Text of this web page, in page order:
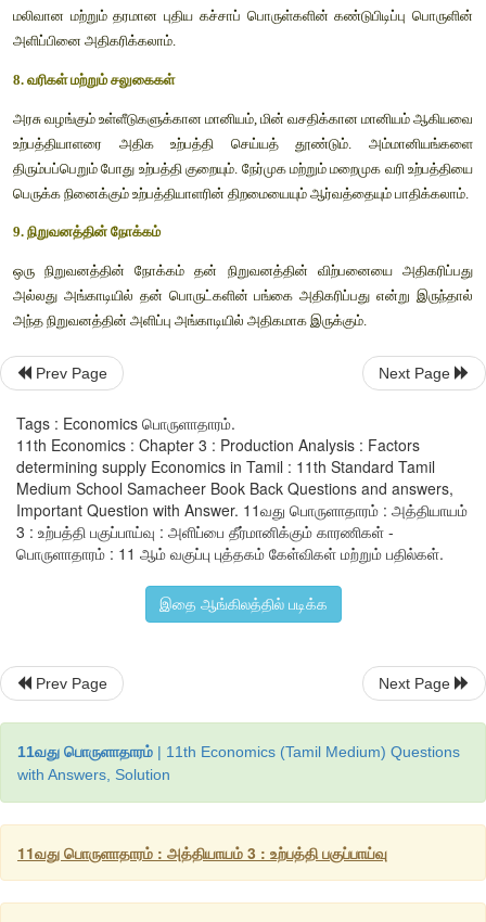
அங்காடியில் குறைந்த அளவு பொருட்களை மட்டுமே விற்பனை
ஒரு நாட்டில் அதிக முன்னேற்றமான தொழில்நுட்ப முறைகளை
போது உற்பத்திச் செலவு குறைந்து, பேரளவு உற்பத்தி ஏற்பட
6. இயற்கை காரணிகள்
இயற்கை காரணிகளான பருவ நிலை, மழை அளவு, தட்பவெப்ப
வேளாண் உற்பத்தியை நிர்ணயிக்கும் காரணிகள் ஆகும்.
7. புதிய கச்சாபொருட்களின் கண்டுபிடிப்பு
மலிவான மற்றும் தரமான புதிய கச்சாப் பொருள்களின்
8. வரிகள் மற்றும் சலுகைகள்
அரசு வழங்கும் உள்ளீடுகளுக்கான மானியம், மின் வசதிக்கான
உற்பத்தியாளரை அதிக உற்பத்தி செய்யத் தூண்டும்.
திரும்பப்பெறும் போது உற்பத்தி குறையும். நேர்முக மற்றும் மறைமுக
பெருக்க நினைக்கும் உற்பத்தியாளரின் திறமையையும்
ஒரு நிறுவனத்தின் நோக்கம் தன் நிறுவனத்தின் விற்பனையை
அல்லது அங்காடியில் தன் பொருட்களின் பங்கை அதிகரிப்பது
அந்த நிறுவனத்தின் அளிப்பு அங்காடியில் அதிகமாக இருக்கும்.
Prev Page Next Page
Tags : Economics பொருளாதாரம்.
11th Economics : Chapter 3 : Production Analysis : Factors
determining supply Economics in Tamil : 11th Standard Tamil
Medium School Samacheer Book Back Questions and answers,
Important Question with Answer. 11வது பொருளாதாரம் : அத்தியாயம்
3 : உற்பத்தி பகுப்பாய்வு : அளிப்பை தீர்மானிக்கும் காரணிகள் -
பொருளாதாரம் : 11 ஆம் வகுப்பு புத்தகம் கேள்விகள் மற்றும் பதில்கள்.
இதை ஆங்கிலத்தில் படிக்க
Prev Page Next Page
11வது பொருளாதாரம் | 11th Economics (Tamil Medium) Questions
with Answers, Solution
11வது பொருளாதாரம் : அத்தியாயம் 3 : உற்பத்தி பகுப்பாய்வு